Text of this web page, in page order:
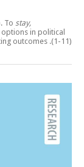
To stay,
in political
outcomes .(1-11)